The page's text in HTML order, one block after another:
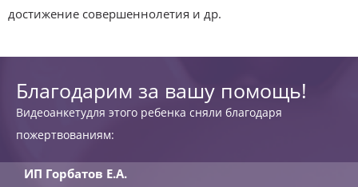
достижение совершеннолетия и др.
Благодарим за вашу помощь!
Видеоанкетудля этого ребенка сняли благодаря
пожертвованиям:
ИП Горбатов Е.А.